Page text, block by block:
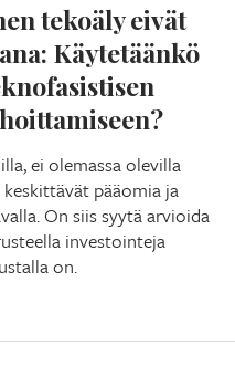
tekoäly eivät
Käytetäänkö
ei olemassa olevilla
pääomia ja
On siis syytä arvioida
investointeja
on.